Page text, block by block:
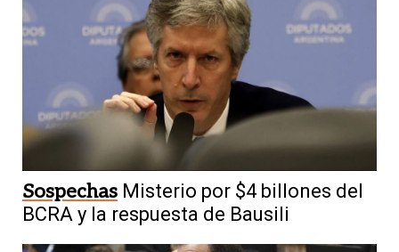
Sospechas Misterio por $4 billones del
BCRA y la respuesta de Bausili